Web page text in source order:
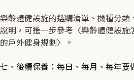
樂齡體健設施的選購清單、機種分類
說明，可進一步參考〈樂齡體健設施
的戶外健身規劃〉。
七、後續保養：每日、每月、每年要